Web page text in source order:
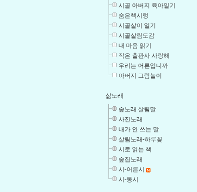
시골 아버지 육아일기
숨은책시렁
시골살이 일기
시골살림도감
내 마음 읽기
작은 출판사 사랑해
우리는 어른입니까
아버지 그림놀이
삶노래
숲노래 살림말
사진노래
내가 안 쓰는 말
살림노래-하루꽃
시로 읽는 책
숲집노래
시-어른시
시-동시